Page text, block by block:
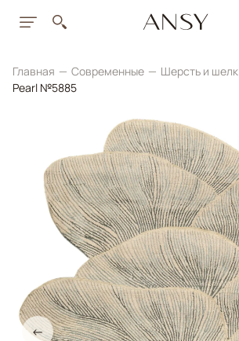
Главная Современные Шерсть и шелк
Pearl №5885
←